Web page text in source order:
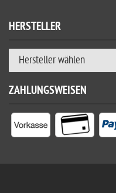
HERSTELLER
Hersteller wählen
ZAHLUNGSWEISEN